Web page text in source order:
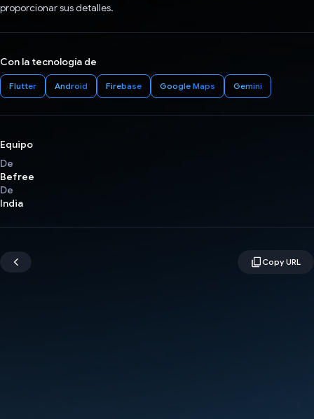
proporcionar sus detalles.
Con la tecnología de
Flutter Android Firebase Google Maps Gemini
Equipo
De
Befree
De
India